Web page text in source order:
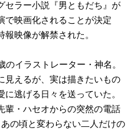
セラー小説『男ともだち』が
で映画化されることが決定
映像が解禁された。
イラストレーター・神名。
見えるが、実は描きたいもの
逃げる日々を送っていた。
輩・ハセオからの突然の電話
の頃と変わらない二人だけの